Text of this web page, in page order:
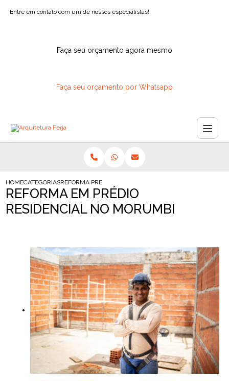
Entre em contato com um de nossos especialistas!
Faça seu orçamento agora mesmo
Faça seu orçamento por Whatsapp
HOMECATEGORIASREFORMA PREDIO RESIDENCIAL NO MORUMBI
REFORMA EM PRÉDIO
RESIDENCIAL NO MORUMBI